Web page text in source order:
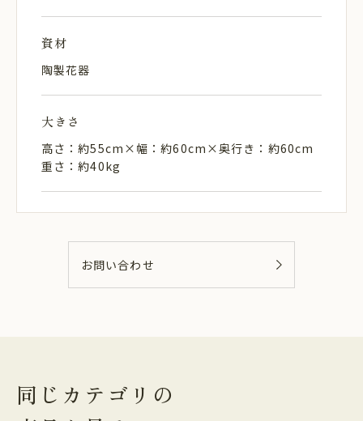
資材
陶製花器
大きさ
高さ：約55cm×幅：約60cm×奥行き：約60cm
重さ：約40kg
お問い合わせ
同じカテゴリの